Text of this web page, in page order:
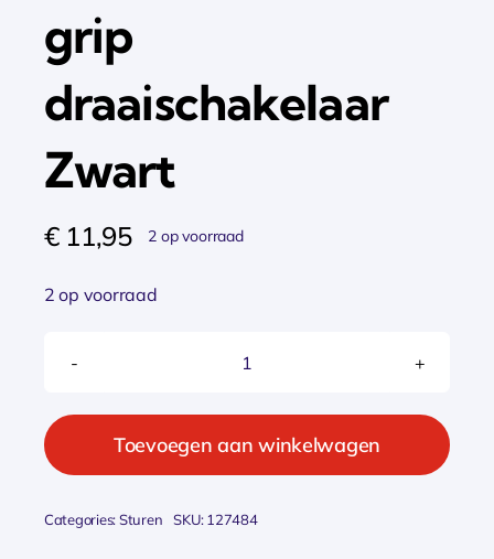
grip
draaischakelaar
Zwart
€11,95 2 op voorraad
2 op voorraad
Cordo
comfort
grip
Toevoegen aan winkelwagen
Categories:Sturen SKU:127484